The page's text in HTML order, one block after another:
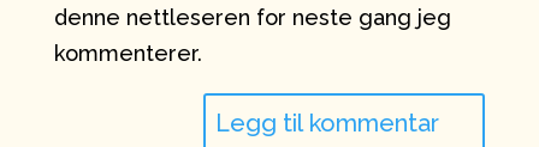
denne nettleseren for neste gang jeg
kommenterer.